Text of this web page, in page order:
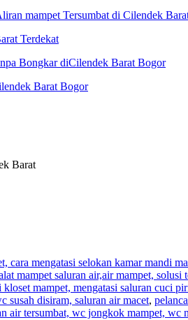
mampet Tersumbat di Cilendek
Terdekat
Bongkar diCilendek Barat Bogor
Barat Bogor
Barat
cara mengatasi selokan kamar mandi
mampet saluran air,air mampet,
mampet, mengatasi saluran cuci
susah disiram, saluran air macet,
air tersumbat, wc jongkok mampet, wc